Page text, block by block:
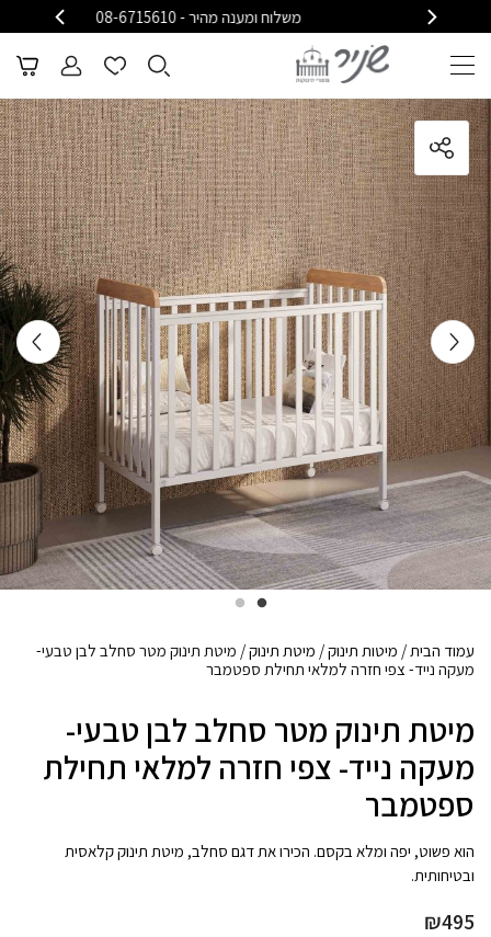
משלוח ומענה מהיר - 08-6715610
עמוד הבית/ מיטות תינוק/ מיטת תינוק/ מיטת תינוק מטר סחלב לבן טבעי-
מעקה נייד- צפי חזרה למלאי תחילת ספטמבר
מיטת תינוק מטר סחלב לבן טבעי-
מעקה נייד- צפי חזרה למלאי תחילת
ספטמבר
הוא פשוט, יפה ומלא בקסם. הכירו את דגם סחלב, מיטת תינוק קלאסית
ובטיחותית.
₪495